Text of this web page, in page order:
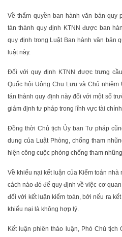
Về thẩm quyền ban hành văn bản quy
tán thành quy định KTNN được ban
quy định trong Luật Ban hành văn bản
luật này.
Đối với quy định KTNN được trưng
Quốc hội Uông Chu Lưu và Chủ
tán thành quy định này đối với một số
giám định tư pháp trong lĩnh vực tài
Đồng thời Chủ tịch Ủy ban Tư pháp
dung của Luật Phòng, chống tham
hiện công cuộc phòng chống tham
Về khiếu nại kết luận của Kiểm toán
cách nào đó để quy định về việc cơ
đối với kết luận kiểm toán, bởi nếu ra
khiếu nại là không hợp lý.
Kết luận phiên thảo luận, Phó Chủ tịch